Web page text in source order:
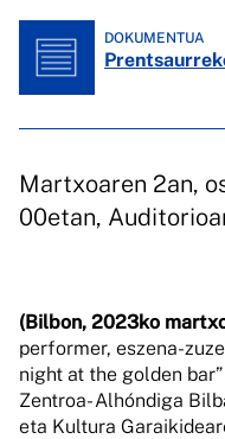
DOKUMENTUA
Martxoaren 2an,
00etan,
(Bilbon, 2023ko
performer, eszena-
night at the golden
Zentroa- Alhóndiga
eta Kultura